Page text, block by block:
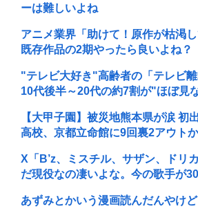
ーは難しいよね
アニメ業界「助けて！原作が枯渇
既存作品の2期やったら良いよね？
"テレビ大好き"高齢者の「テレビ
10代後半～20代の約7割が"ほぼ見
【大甲子園】被災地熊本県が涙 初
高校、京都立命館に9回裏2アウト
X「B’z、ミスチル、サザン、ドリ
だ現役なの凄いよな。今の歌手が
あずみとかいう漫画読んだんやけ